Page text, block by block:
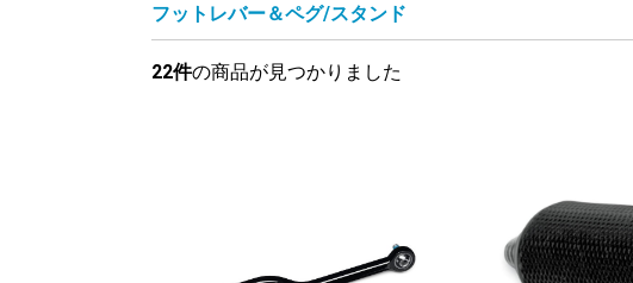
フットレバー＆ペグ/スタンド
22件の商品が見つかりました